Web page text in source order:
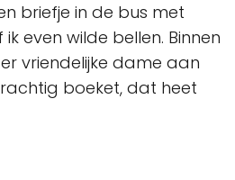
briefje in de bus met
even wilde bellen. Binnen
vriendelijke dame aan
boeket, dat heet